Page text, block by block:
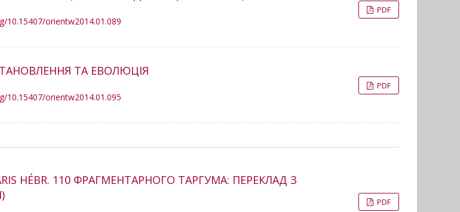
10.15407/orientw2014.01.089
PDF
ТА ЕВОЛЮЦІЯ
10.15407/orientw2014.01.095
PDF
HÉBR. 110 ФРАГМЕНТАРНОГО ТАРГУМА: ПЕРЕКЛАД З
PDF